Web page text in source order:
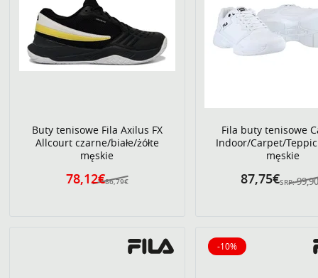
Buty tenisowe Fila Axilus FX
Allcourt czarne/białe/żółte
męskie
86,79€
78,12€
Fila buty tenisowe
Indoor/Carpet/
męskie
SRP:
87,75€
-10%
10% obniżone